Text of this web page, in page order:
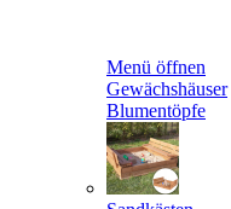
Menü öffnen
Gewächshäuser
Blumentöpfe